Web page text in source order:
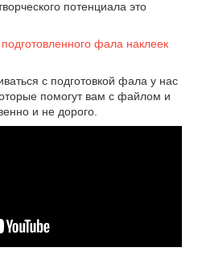
потенциала это
фала наклеек
с подготовкой фала у нас
помогут вам с файлом и
и не дорого.